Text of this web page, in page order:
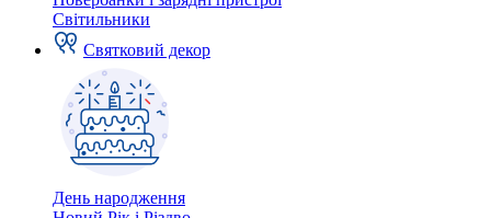
Світильники
Святковий декор
День народження